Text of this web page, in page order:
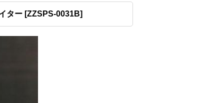
ター [ZZSPS-0031B]